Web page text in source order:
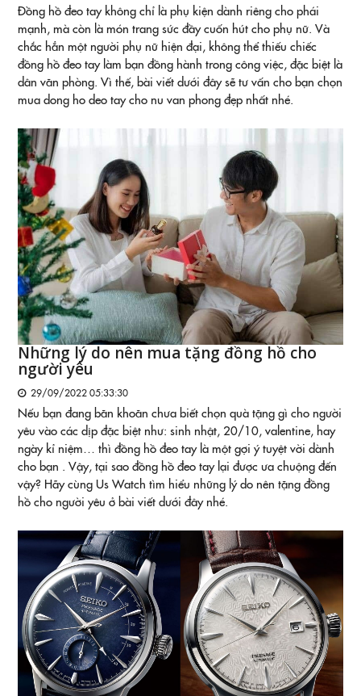
Đồng hồ đeo tay không chỉ là phụ kiện dành riêng cho phái
mạnh, mà còn là món trang sức đầy cuốn hút cho phụ nữ. Và
chắc hẳn một người phụ nữ hiện đại, không thể thiếu chiếc
đồng hồ đeo tay làm bạn đồng hành trong công việc, đặc biệt là
dân văn phòng. Vì thế, bài viết dưới đây sẽ tư vấn cho bạn chọn
mua dong ho deo tay cho nu van phong đẹp nhất nhé.
Những lý do nên mua tặng đồng hồ cho
người yêu
29/09/2022 05:33:30
Nếu bạn đang băn khoăn chưa biết chọn quà tặng gì cho người
yêu vào các dịp đặc biệt như: sinh nhật, 20/10, valentine, hay
ngày kỉ niệm… thì đồng hồ đeo tay là một gợi ý tuyệt vời dành
cho bạn . Vậy, tại sao đồng hồ đeo tay lại được ưa chuộng đến
vậy? Hãy cùng Us Watch tìm hiểu những lý do nên tặng đồng
hồ cho người yêu ở bài viết dưới đây nhé.